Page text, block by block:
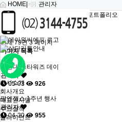
HOME 관리자
회사소개
회사개요
대표인사말
주요실적
클라이언트
홈 > 기타 > 포트폴리오
포트폴리오
전체 79건3 페이지
이미지 목록
해운대 스타워즈 데이
관리자
05-03
926
팜엔젤스 1주년 행사
관리자
04-30
955